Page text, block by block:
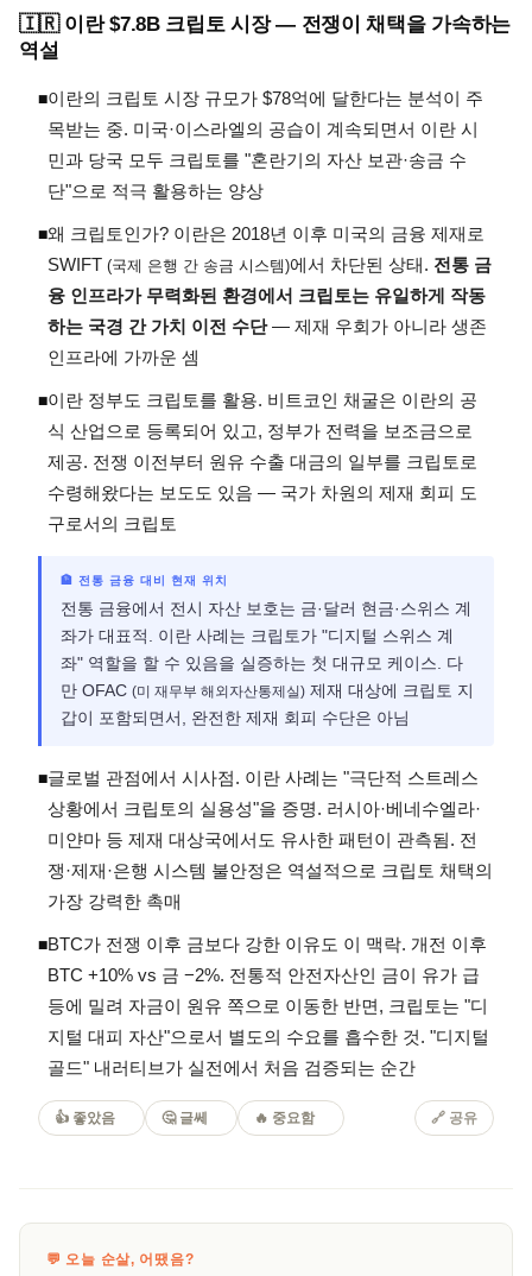
🇮🇷 이란 $7.8B 크립토 시장 — 전쟁이 채택을 가속하는
역설
◾이란의 크립토 시장 규모가 $78억에 달한다는 분석이 주
목받는 중. 미국·이스라엘의 공습이 계속되면서 이란 시
민과 당국 모두 크립토를 "혼란기의 자산 보관·송금 수
단"으로 적극 활용하는 양상
◾왜 크립토인가? 이란은 2018년 이후 미국의 금융 제재로
SWIFT (국제 은행 간 송금 시스템)에서 차단된 상태. 전통 금
융 인프라가 무력화된 환경에서 크립토는 유일하게 작동
하는 국경 간 가치 이전 수단— 제재 우회가 아니라 생존
인프라에 가까운 셈
◾이란 정부도 크립토를 활용. 비트코인 채굴은 이란의 공
식 산업으로 등록되어 있고, 정부가 전력을 보조금으로
제공. 전쟁 이전부터 원유 수출 대금의 일부를 크립토로
수령해왔다는 보도도 있음 — 국가 차원의 제재 회피 도
구로서의 크립토
🏦 전통 금융 대비 현재 위치
전통 금융에서 전시 자산 보호는 금·달러 현금·스위스 계
좌가 대표적. 이란 사례는 크립토가 "디지털 스위스 계
좌" 역할을 할 수 있음을 실증하는 첫 대규모 케이스. 다
만 OFAC (미 재무부 해외자산통제실) 제재 대상에 크립토 지
갑이 포함되면서, 완전한 제재 회피 수단은 아님
◾글로벌 관점에서 시사점. 이란 사례는 "극단적 스트레스
상황에서 크립토의 실용성"을 증명. 러시아·베네수엘라·
미얀마 등 제재 대상국에서도 유사한 패턴이 관측됨. 전
쟁·제재·은행 시스템 불안정은 역설적으로 크립토 채택의
가장 강력한 촉매
◾BTC가 전쟁 이후 금보다 강한 이유도 이 맥락. 개전 이후
BTC +10% vs 금 −2%. 전통적 안전자산인 금이 유가 급
등에 밀려 자금이 원유 쪽으로 이동한 반면, 크립토는 "디
지털 대피 자산"으로서 별도의 수요를 흡수한 것. "디지털
골드" 내러티브가 실전에서 처음 검증되는 순간
👍 좋았음 🤔 글쎄 🔥 중요함 🔗 공유
💬 오늘 순살, 어땠음?